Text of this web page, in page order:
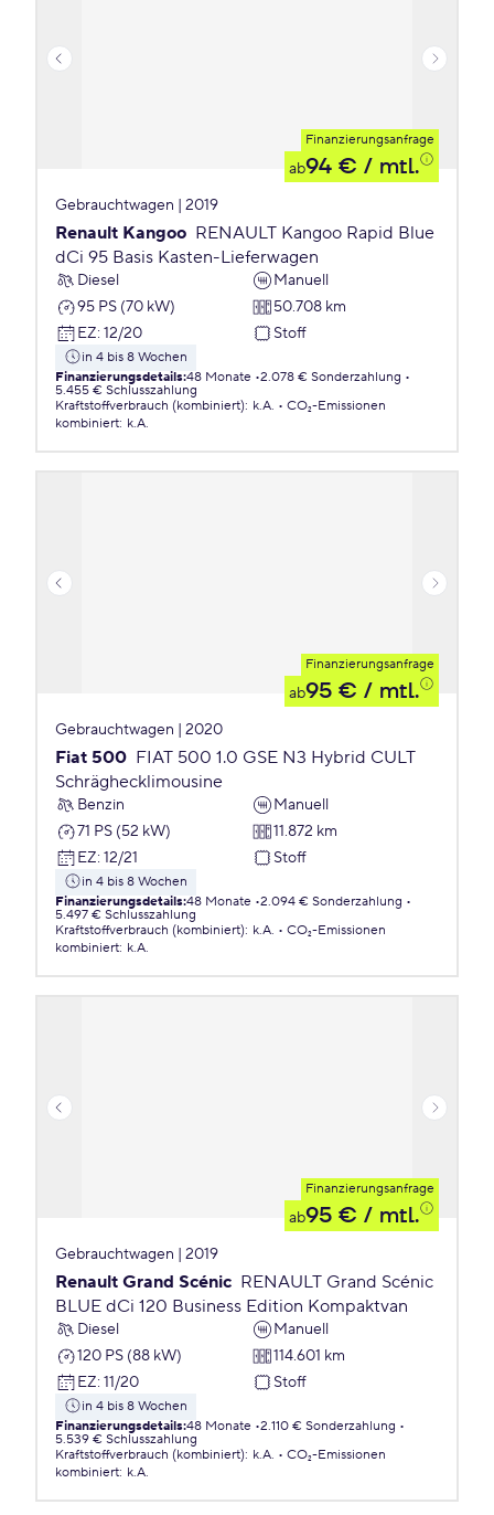
Finanzierungsanfrage
ab94 € / mtl.
Gebrauchtwagen | 2019
Renault Kangoo RENAULT Kangoo Rapid Blue
dCi 95 Basis Kasten-Lieferwagen
Diesel
Manuell
95 PS (70 kW)
50.708 km
EZ: 12/20 Stoff
in 4 bis 8 Wochen
Finanzierungsdetails:48 Monate 2.078 € Sonderzahlung
5.455 € Schlusszahlung
Kraftstoffverbrauch (kombiniert): k.A.
CO₂-Emissionen
kombiniert: k.A.
Finanzierungsanfrage
ab95 € / mtl.
Gebrauchtwagen | 2020
Fiat 500 FIAT 500 1.0 GSE N3 Hybrid CULT
Schräghecklimousine
Benzin
Manuell
71 PS (52 kW)
11.872 km
EZ: 12/21 Stoff
in 4 bis 8 Wochen
Finanzierungsdetails:48 Monate 2.094 € Sonderzahlung
5.497 € Schlusszahlung
Kraftstoffverbrauch (kombiniert): k.A.
CO₂-Emissionen
kombiniert: k.A.
Finanzierungsanfrage
ab95 € / mtl.
Gebrauchtwagen | 2019
Renault Grand Scénic RENAULT Grand Scénic
BLUE dCi 120 Business Edition Kompaktvan
Diesel
Manuell
120 PS (88 kW)
114.601 km
EZ: 11/20 Stoff
in 4 bis 8 Wochen
Finanzierungsdetails:48 Monate 2.110 € Sonderzahlung
5.539 € Schlusszahlung
Kraftstoffverbrauch (kombiniert): k.A.
CO₂-Emissionen
kombiniert: k.A.